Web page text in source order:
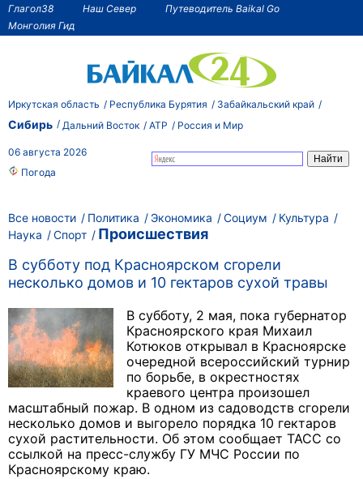
Глагол38 Наш Север
Путеводитель Baikal Go
Монголия Гид
Иркутская область Республика Бурятия Забайкальский край
Сибирь Дальний Восток АТР Россия и Мир
06 августа 2026
Погода
Все новости Политика Экономика Социум
Культура
Наука
Спорт
Происшествия
В субботу под Красноярском сгорели
несколько домов и 10 гектаров сухой травы
В субботу, 2 мая, пока губернатор
Красноярского края Михаил
Котюков открывал в Красноярске
очередной всероссийский турнир
по борьбе, в окрестностях
краевого центра произошел
масштабный пожар. В одном из садоводств сгорели
несколько домов и выгорело порядка 10 гектаров
сухой растительности. Об этом сообщает ТАСС со
ссылкой на пресс-службу ГУ МЧС России по
Красноярскому краю.